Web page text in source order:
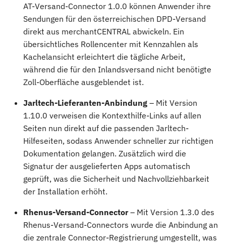
AT-Versand-Connector 1.0.0 können Anwender ihre
Sendungen für den österreichischen DPD-Versand
direkt aus merchantCENTRAL abwickeln. Ein
übersichtliches Rollencenter mit Kennzahlen als
Kachelansicht erleichtert die tägliche Arbeit,
während die für den Inlandsversand nicht benötigte
Zoll-Oberfläche ausgeblendet ist.
Jarltech-Lieferanten-Anbindung – Mit Version
1.10.0 verweisen die Kontexthilfe-Links auf allen
Seiten nun direkt auf die passenden Jarltech-
Hilfeseiten, sodass Anwender schneller zur richtigen
Dokumentation gelangen. Zusätzlich wird die
Signatur der ausgelieferten Apps automatisch
geprüft, was die Sicherheit und Nachvollziehbarkeit
der Installation erhöht.
Rhenus-Versand-Connector– Mit Version 1.3.0 des
Rhenus-Versand-Connectors wurde die Anbindung an
die zentrale Connector-Registrierung umgestellt, was